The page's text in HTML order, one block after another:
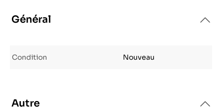
Général
Condition Nouveau
Autre